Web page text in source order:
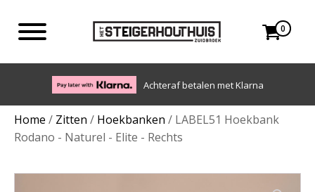
0
Eigen bezorgdienst in NL en BE. Afhalen ook mogelijk.
Home / Zitten / Hoekbanken / LABEL51 Hoekbank
Rodano - Naturel - Elite - Rechts